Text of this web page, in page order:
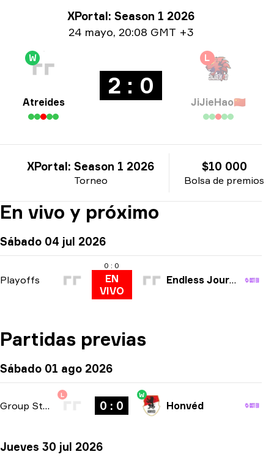
Información del torneoXPortal: Season 1 2026
Información de la fecha
24 mayo, 20:08 GMT +3
W
Atreides
2 : 0
L
JiJieHao🇨🇳
Torneo
XPortal: Season 1 2026
Bolsa de premios
$10 000
En vivo y próximo
Sábado 04 jul 2026
Playoffs
0 : 0
EN
VIVO
Endless Journey
Partidas previas
Sábado 01 ago 2026
Group Stage
L
0 : 0
W
Honvéd
Jueves 30 jul 2026